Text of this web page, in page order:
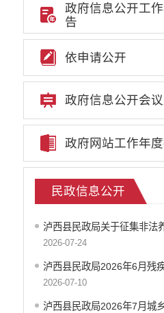
财政信息
乡村振兴
云南省网上新闻发布厅
审计信息
公共资源交易信息公开
民政信息公开
就业创业信息公开
公务员管理信息
教育信息公开
税务信息公开
事业单位登记管理公告
交通运输信息公开
泸西县电子商务进农村
政府信息公开工
告
依申请公开
政府信息公开会议
政府网站工作年
民政信息公开
泸西县民政局关于征集非法
2026-07-24
泸西县民政局2026年6月残
2026-07-10
泸西县民政局2026年7月城